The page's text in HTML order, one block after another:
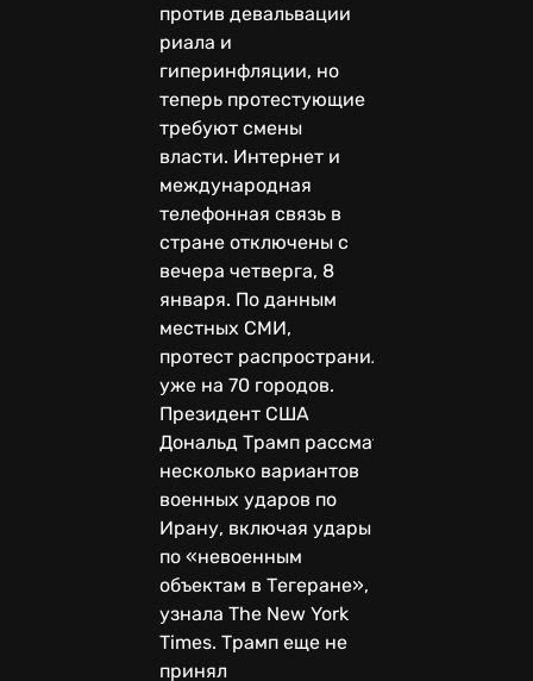
против девальвации
риала и
гиперинфляции, но
теперь протестующие
требуют смены
власти. Интернет и
международная
телефонная связь в
стране отключены с
вечера четверга, 8
января. По данным
местных СМИ,
протест распространился
уже на 70 городов.
Президент США
Дональд Трамп рассматривает
несколько вариантов
военных ударов по
Ирану, включая удары
по «невоенным
объектам в Тегеране»,
узнала The New York
Times. Трамп еще не
принял